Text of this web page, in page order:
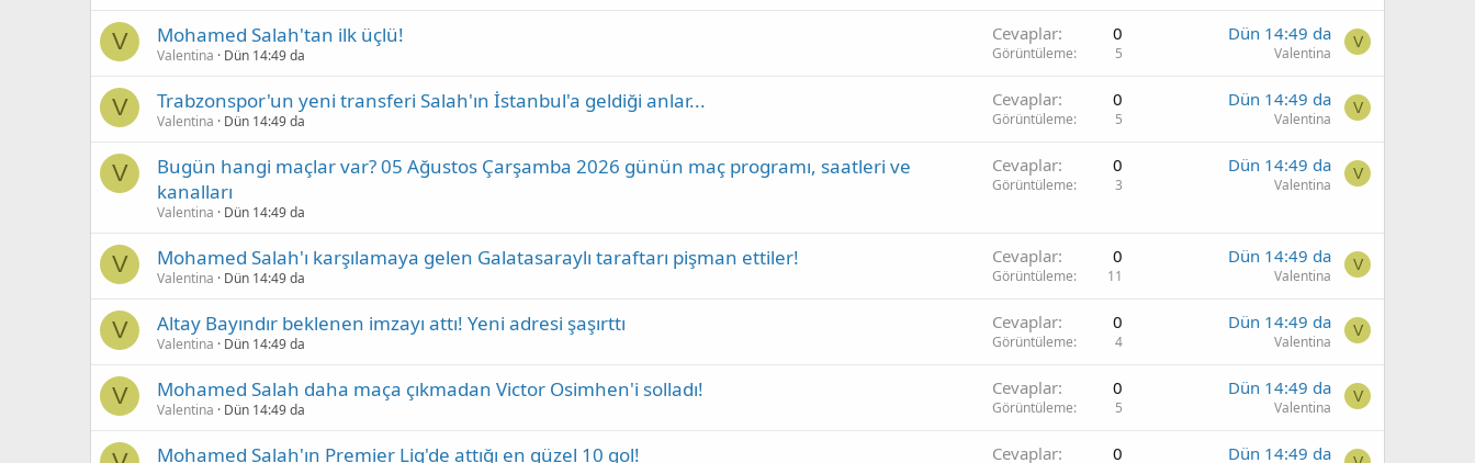
V Mohamed Salah'tan ilk üçlü!
Valentina Dün 14:49 da
Cevaplar 0
Görüntüleme 5
Dün 14:49 da
Valentina
V
V Trabzonspor'un yeni transferi Salah'ın İstanbul'a geldiği anlar...
Valentina Dün 14:49 da
Cevaplar 0
Görüntüleme 5
Dün 14:49 da
Valentina
V
V
Bugün hangi maçlar var? 05 Ağustos Çarşamba 2026 günün maç programı, saatleri ve
kanalları
Valentina Dün 14:49 da
Cevaplar 0
Görüntüleme 3
Dün 14:49 da
Valentina
V
V Mohamed Salah'ı karşılamaya gelen Galatasaraylı taraftarı pişman ettiler!
Valentina Dün 14:49 da
Cevaplar 0
Görüntüleme 11
Dün 14:49 da
Valentina
V
V Altay Bayındır beklenen imzayı attı! Yeni adresi şaşırttı
Valentina Dün 14:49 da
Cevaplar 0
Görüntüleme 4
Dün 14:49 da
Valentina
V
V Mohamed Salah daha maça çıkmadan Victor Osimhen'i solladı!
Valentina Dün 14:49 da
Cevaplar 0
Görüntüleme 5
Dün 14:49 da
Valentina
V
Mohamed Salah'ın Premier Lig'de attığı en güzel 10 gol! Cevaplar 0 Dün 14:49 da